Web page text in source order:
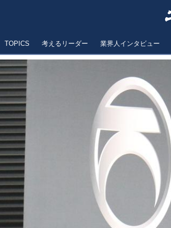
TOPICS 考えるリーダー 業界人インタビュー